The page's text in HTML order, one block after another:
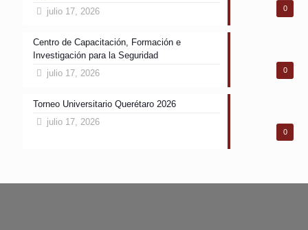
0
julio 17, 2026
0
Centro de Capacitación, Formación e
Investigación para la Seguridad
julio 17, 2026
0
Torneo Universitario Querétaro 2026
julio 17, 2026